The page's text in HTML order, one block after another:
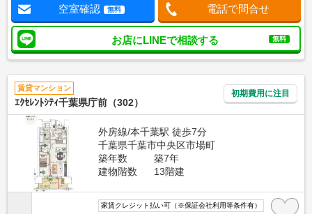
空室確認 無料 電話で問合せ
お店にLINEで相談する 無料
賃貸マンション
ｴｸｾﾚﾝﾄｼﾃｨ千葉県庁前（302）
初期費用に注目
外房線/本千葉駅 徒歩7分
千葉県千葉市中央区市場町
築年数
築7年
建物階数
13階建
家賃クレジット払い可（※保証会社利用等条件有）